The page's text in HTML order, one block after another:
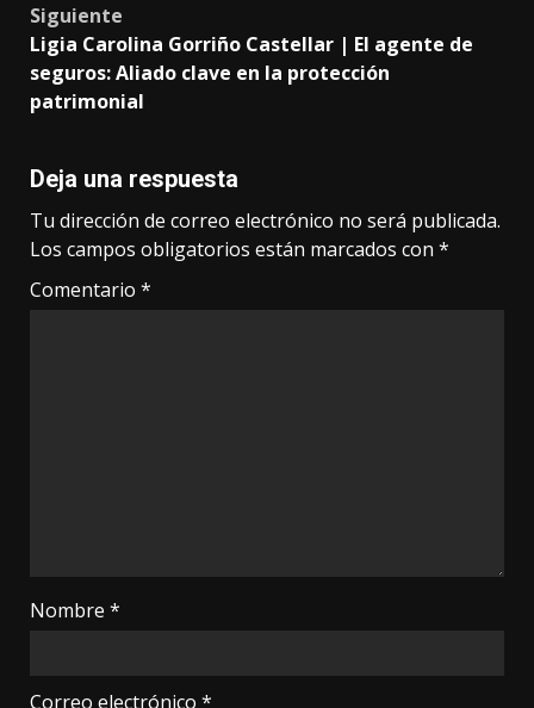
Siguiente
Ligia Carolina Gorriño Castellar | El agente de
seguros: Aliado clave en la protección
patrimonial
Deja una respuesta
Tu dirección de correo electrónico no será publicada.
Los campos obligatorios están marcados con *
Comentario *
Nombre *
Correo electrónico *